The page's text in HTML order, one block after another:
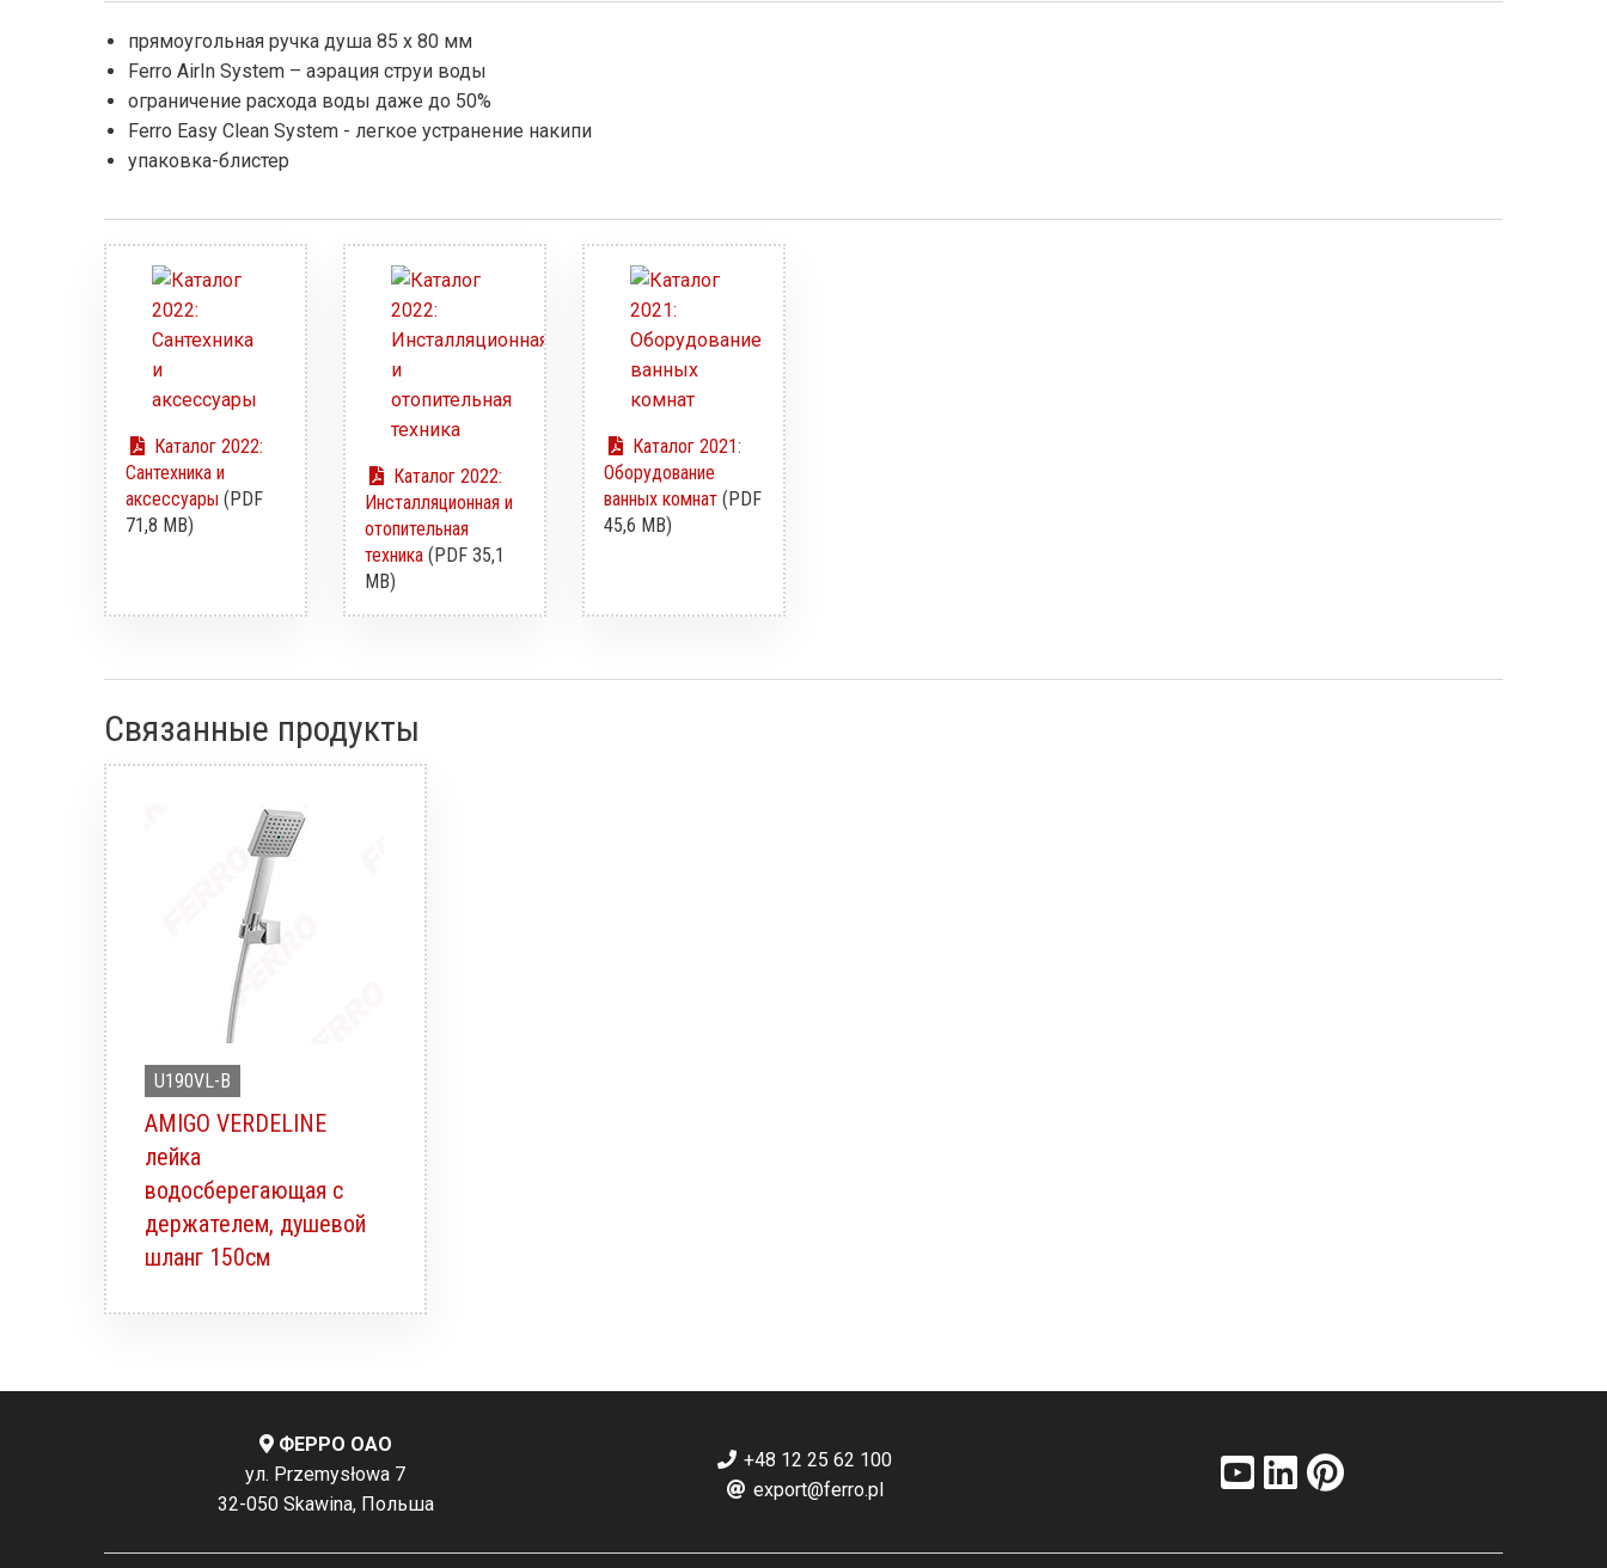
прямоугольная ручка душа 85 x 80 мм
Ferro AirIn System – аэрация струи воды
ограничение расхода воды даже до 50%
Ferro Easy Clean System - легкое устранение накипи
упаковка-блистер
Каталог 2022:
Сантехника и
аксессуары (PDF
71,8 MB)
Каталог 2022:
Инсталляционная и
отопительная
техника (PDF 35,1
MB)
Каталог 2021:
Оборудование
ванных комнат (PDF
45,6 MB)
Связанные продукты
U190VL-B
AMIGO VERDELINE
лейка
водосберегающая с
держателем, душевой
шланг 150см
ФЕРРО ОАО
ул. Przemysłowa 7
32-050 Skawina, Польша
+48 12 25 62 100
export@ferro.pl